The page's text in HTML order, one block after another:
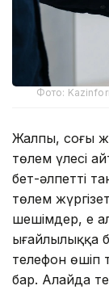
Фото:
Жалпы, соңғы
төлем үлесі
бет-әлпетті
төлем
шешімдер, ең
ыңғайлылыққа
телефон өшіп
бар. Алайда